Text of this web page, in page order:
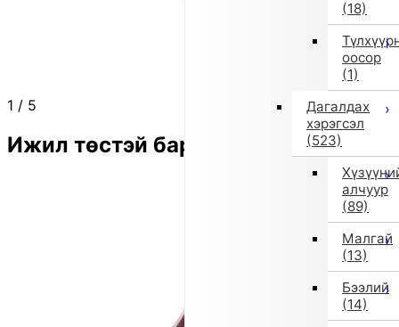
(18)
оосор
(1)
Дагалдах
хэрэгсэл
(523)
алчуур
(89)
Малгай
(13)
Бээлий
(14)
1 / 5
Ижил төстэй бараа